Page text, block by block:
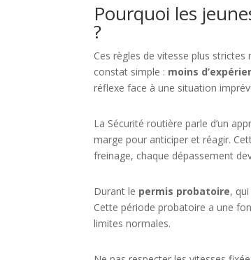
Pourquoi les
?
Ces règles de vitesse plus
constat simple : moins
réflexe face à une situation
La Sécurité routière parle d’un
marge pour anticiper et réagir.
freinage, chaque dépassement
Durant le permis probatoire,
Cette période probatoire a une
limites normales.